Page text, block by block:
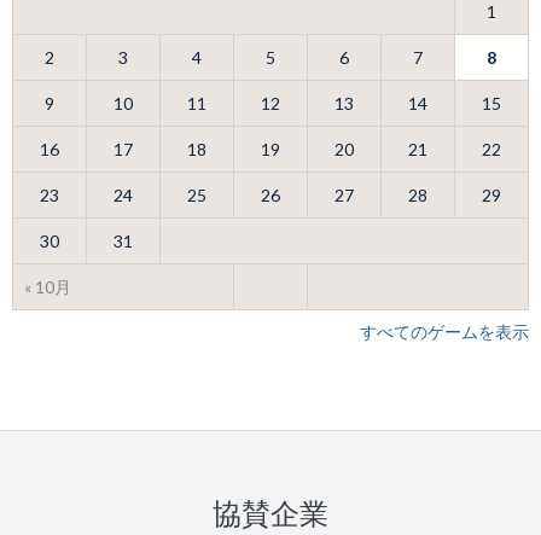
« 10月
1
2 3 4 5 6 7 8
9 10 11 12 13 14 15
16 17 18 19 20 21 22
23 24 25 26 27 28 29
30 31
すべてのゲームを表示
協賛企業